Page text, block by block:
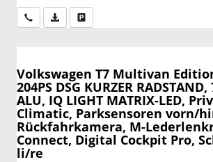
Wir rufen Sie anPDF-Datei, Fahrzeugexposé drucken
Volkswagen T7 Multivan
204PS DSG KURZER
ALU, IQ LIGHT MATRIX-LED,
Climatic, Parksensoren vorn/
Rückfahrkamera, M-
Connect, Digital Cockpit Pro,
li/re